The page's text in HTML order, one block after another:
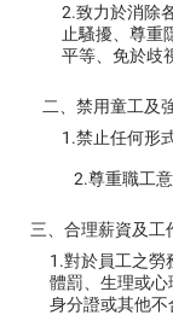
2.致力於消除
止騷擾、尊重
平等、免於歧
二、禁用童工及
1.禁止任何形
2.尊重職工
三、合理薪資及工
1.對於員工之勞
體罰、生理或
身分證或其他不